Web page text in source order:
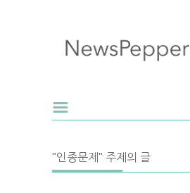
"인종문제" 주제의 글